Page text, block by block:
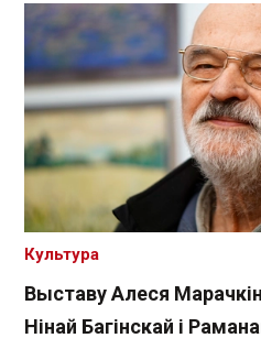
Выставу Алеся
Нінай Багінскай і
Культура